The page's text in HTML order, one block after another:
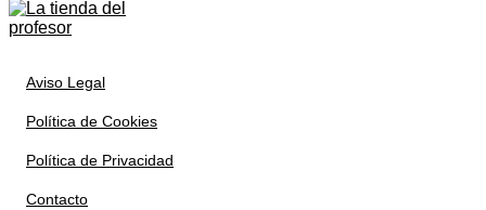
Aviso Legal
Política de Cookies
Política de Privacidad
Contacto